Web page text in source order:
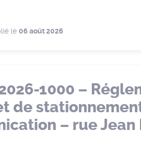
le 06 août 2026
1000 –
de
– rue Jean